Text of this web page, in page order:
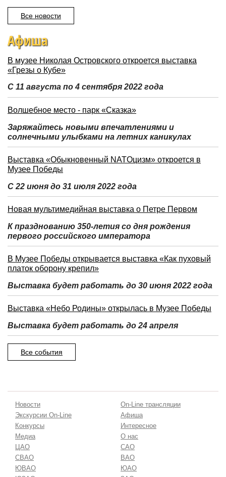
Все новости
Афиша
В музее Николая Островского откроется выставка
«Грезы о Кубе»
С 11 августа по 4 сентября 2022 года
Волшебное место - парк «Сказка»
Заряжайтесь новыми впечатлениями и
солнечными улыбками на летних каникулах
Выставка «Обыкновенный NATOцизм» откроется в
Музее Победы
С 22 июня до 31 июля 2022 года
Новая мультимедийная выставка о Петре Первом
К празднованию 350-летия со дня рождения
первого российского императора
В Музее Победы открывается выставка «Как пуховый
платок оборону крепил»
Выставка будет работать до 30 июня 2022 года
Выставка «Небо Родины» открылась в Музее Победы
Выставка будет работать до 24 апреля
Все события
Новости
On-Line трансляции
Экскурсии On-Line
Афиша
Конкурсы
Интересное
Медиа
О нас
ЦАО
САО
СВАО
ВАО
ЮВАО
ЮАО